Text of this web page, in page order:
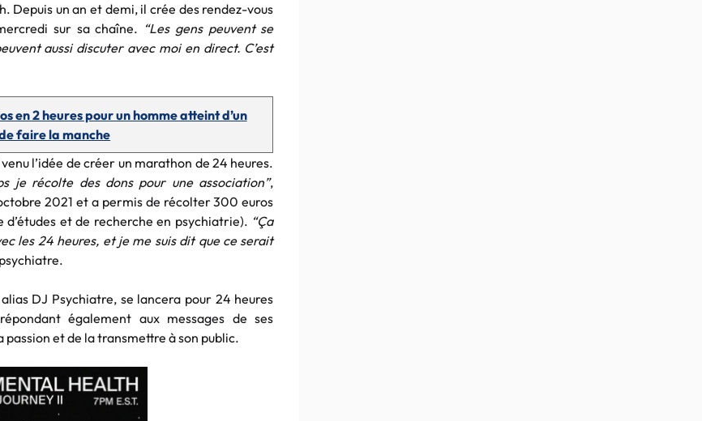
un an et demi, il crée des rendez-vous
sur sa chaîne. “Les gens peuvent se
aussi discuter avec moi en direct. C’est
en 2 heures pour un homme atteint d’un
faire la manche
l’idée de créer un marathon de 24 heures.
je récolte des dons pour une association”,
2021 et a permis de récolter 300 euros
d’études et de recherche en psychiatrie). “Ça
les 24 heures, et je me suis dit que ce serait
DJ Psychiatre, se lancera pour 24 heures
également aux messages de ses
et de la transmettre à son public.